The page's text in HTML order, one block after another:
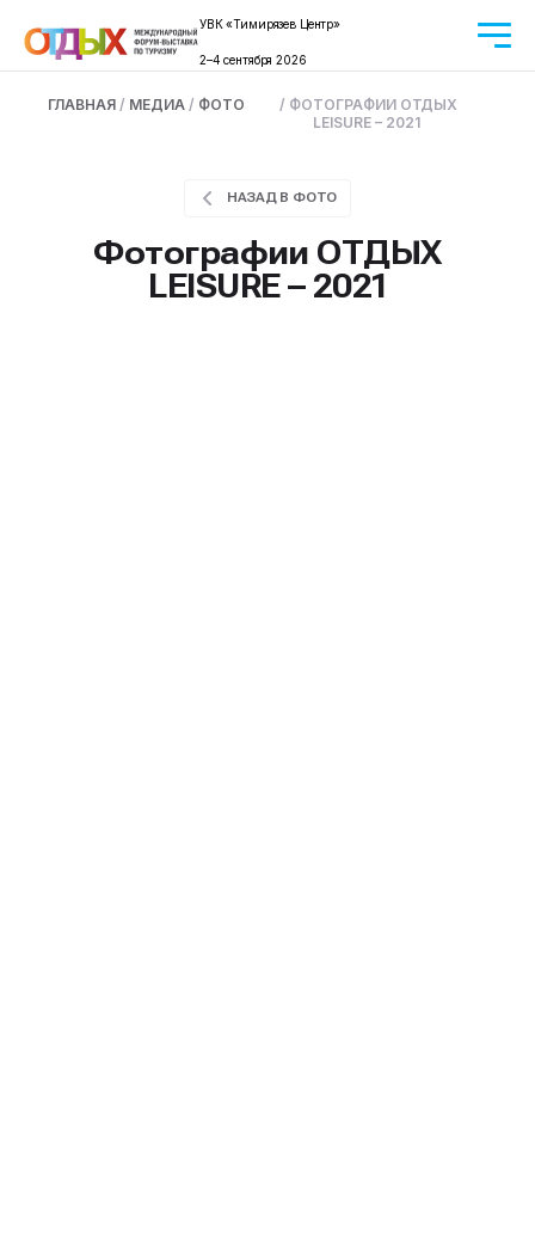
УВК «Тимирязев Центр»
2–4 сентября 2026
ГЛАВНАЯ / МЕДИА / ФОТО
/ ФОТОГРАФИИ ОТДЫХ
LEISURE – 2021
НАЗАД В ФОТО
Фотографии ОТДЫХ
LEISURE – 2021